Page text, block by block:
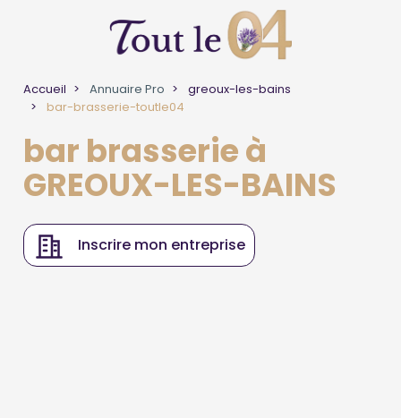
Accueil Annuaire Pro
greoux-les-bains
bar-brasserie-toutle04
bar brasserie à
GREOUX-LES-BAINS
Inscrire mon entreprise